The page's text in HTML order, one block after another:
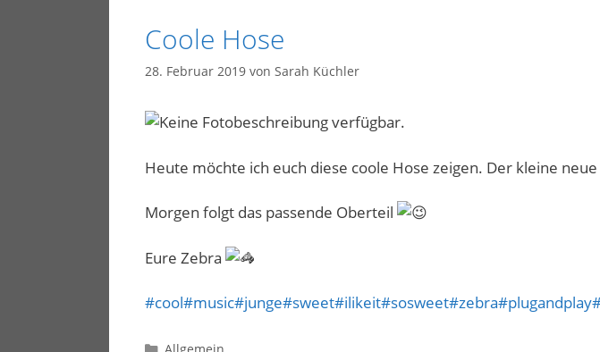
Coole Hose
28. Februar 2019 von Sarah Küchler
Heute möchte ich euch diese coole Hose zeigen. Der kleine
Morgen folgt das passende Oberteil
Eure Zebra
#cool#music#junge#sweet#ilikeit#sosweet#zebra#plugandplay
Kategorien